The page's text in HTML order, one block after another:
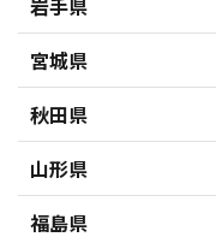
岩手県
宮城県
秋田県
山形県
福島県